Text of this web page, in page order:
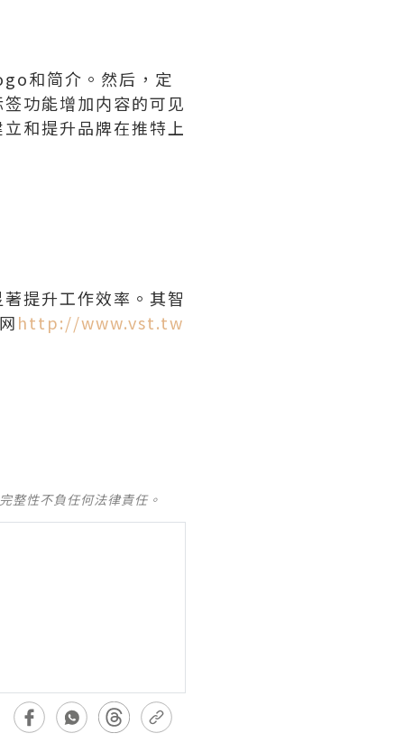
和简介。然后，定
功能增加内容的可见
和提升品牌在推特上
提升工作效率。其智
http://www.vst.tw
整性不負任何法律責任。